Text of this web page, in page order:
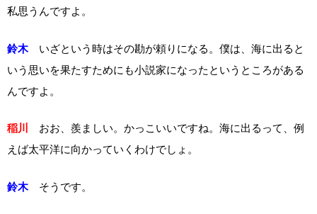
私思うんですよ。
鈴木いざという時はその勘が頼りになる。僕は、海に出ると
いう思いを果たすためにも小説家になったというところがある
んですよ。
稲川
おお、羨ましい。かっこいいですね。海に出るって、例
えば太平洋に向かっていくわけでしょ。
鈴木そうです。